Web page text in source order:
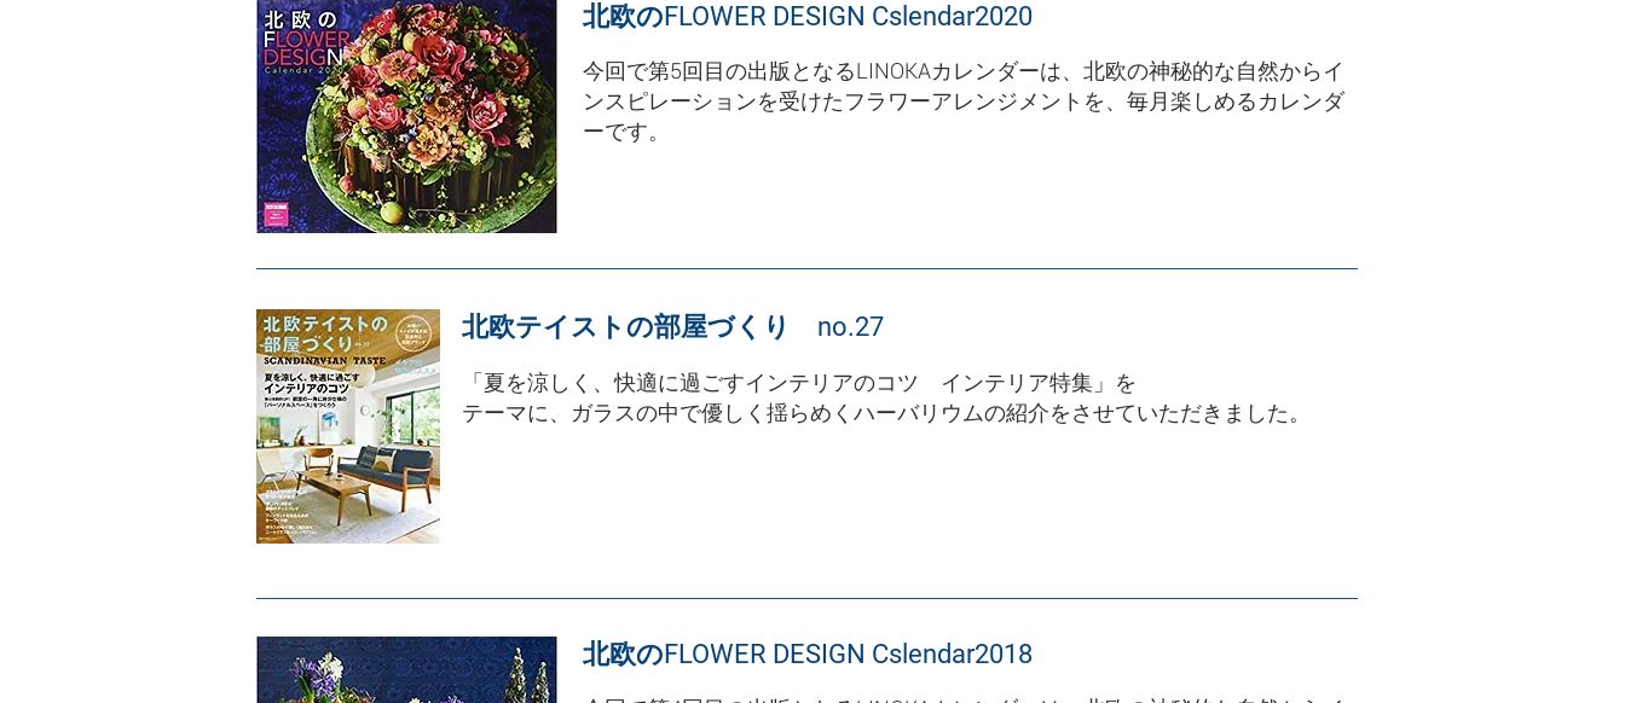
北欧のFLOWER DESIGN Cslendar2020
今回で第5回目の出版となるLINOKAカレンダーは、北欧の神秘的な自然からイ
ンスピレーションを受けたフラワーアレンジメントを、毎月楽しめるカレンダ
ーです。
北欧テイストの部屋づくり no.27
「夏を涼しく、快適に過ごすインテリアのコツ インテリア特集」を
テーマに、ガラスの中で優しく揺らめくハーバリウムの紹介をさせていただきました。
北欧のFLOWER DESIGN Cslendar2018